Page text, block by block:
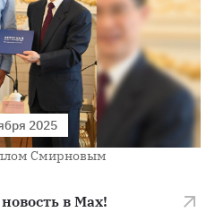
2025
Смирновым
в Max!